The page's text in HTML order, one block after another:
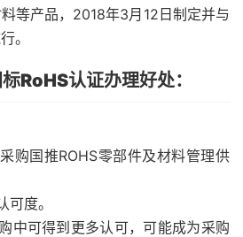
等产品，2018年3月12日制定并与
。
认证办理好处：
购国推ROHS零部件及材料管理供
度。
中可得到更多认可，可能成为采购